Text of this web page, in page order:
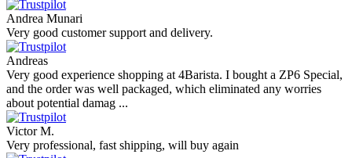
Andrea Munari
Very good customer support and delivery.
Andreas
Very good experience shopping at 4Barista. I bought a ZP6 Special,
and the order was well packaged, which eliminated any worries
about potential damag ...
Victor M.
Very professional, fast shipping, will buy again